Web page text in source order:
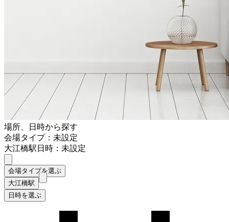
場所、日時から探す
会場タイプ：未設定
大江橋駅日時：未設定
会場タイプを選ぶ
大江橋駅
日時を選ぶ